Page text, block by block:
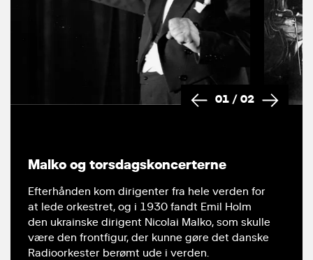
01 / 02
Malko og torsdagskoncerterne
Efterhånden kom dirigenter fra hele verden for
at lede orkestret, og i 1930 fandt Emil Holm
den ukrainske dirigent Nicolai Malko, som skulle
være den frontfigur, der kunne gøre det danske
Radioorkester berømt ude i verden.